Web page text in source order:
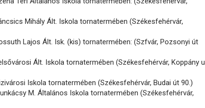
Mihály Ált. Iskola tornatermében (Székesfehérvár,
Lajos Ált. Isk. (kis) tornatermében: (Szfvár, Pozsonyi út
Ált. Iskola tornatermében (Székesfehérvár, Koppány u
Iskola tornatermében (Székesfehérvár, Budai út 90.)
M. Általános Iskola tornatermében (Székesfehérvár,